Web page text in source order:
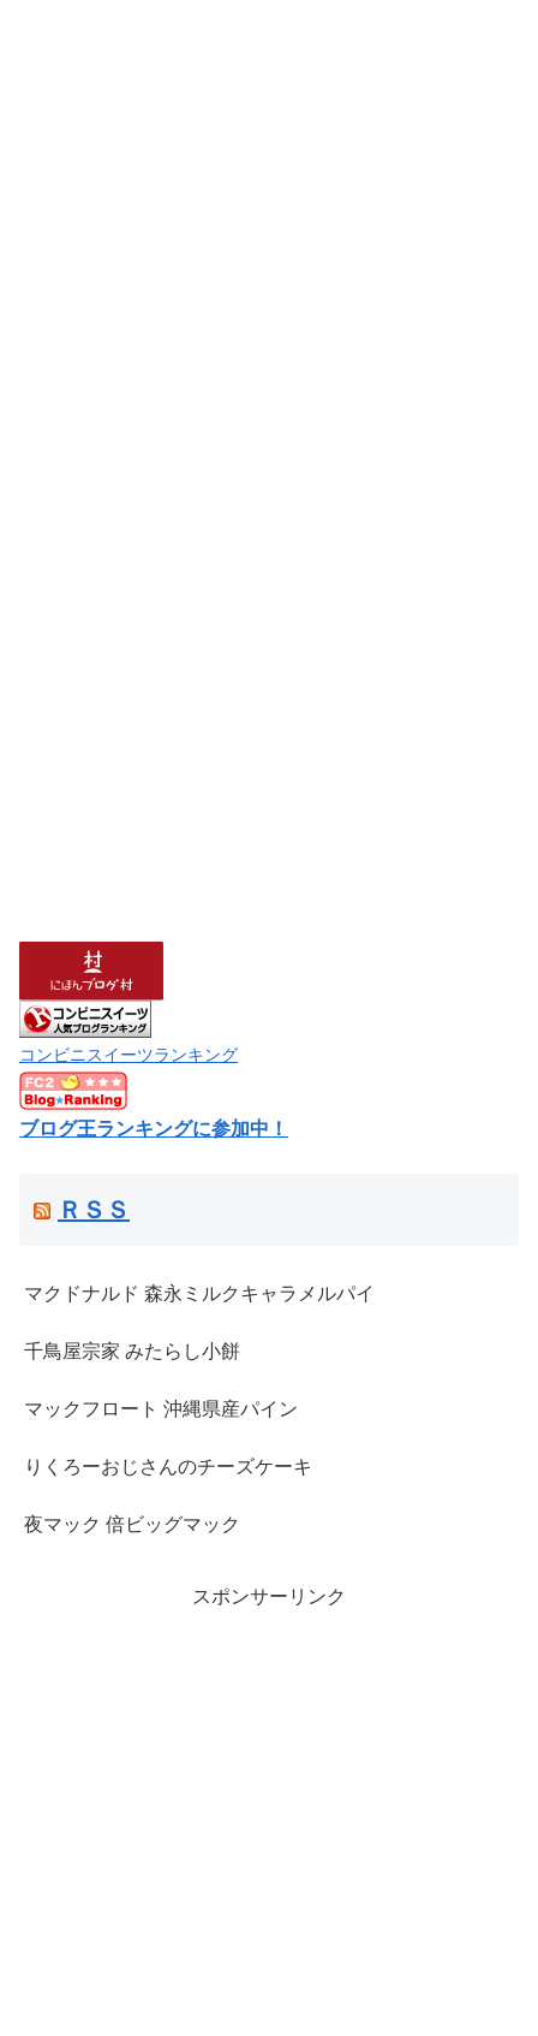
コンビニスイーツランキング
ブログ王ランキングに参加中！
ＲＳＳ
マクドナルド 森永ミルクキャラメルパイ
千鳥屋宗家 みたらし小餅
マックフロート 沖縄県産パイン
りくろーおじさんのチーズケーキ
夜マック 倍ビッグマック
スポンサーリンク